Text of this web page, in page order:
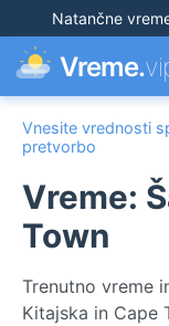
Natančne
Vreme.
Vnesite vrednosti
pretvorbo
Vreme:
Town
Trenutno vreme
Kitajska in Cape